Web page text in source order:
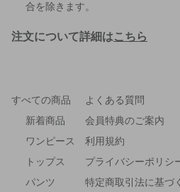
合を除きます。
注文について詳細はこちら
すべての商品
新着商品
ワンピース
トップス
パンツ
よくある質問
会員特典のご案内
利用規約
プライバシーポリシ
特定商取引法に基づ